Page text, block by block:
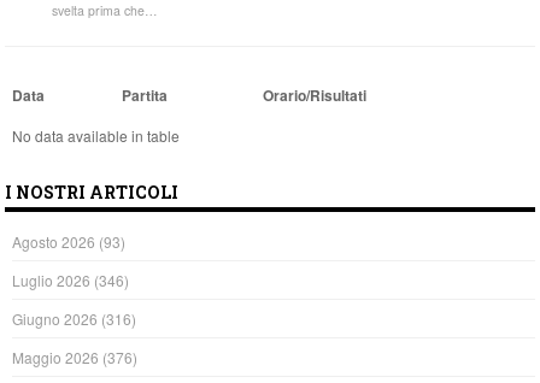
svelta prima che…
Data Partita Orario/Risultati
No data available in table
I NOSTRI ARTICOLI
Agosto 2026 (93)
Luglio 2026 (346)
Giugno 2026 (316)
Maggio 2026 (376)